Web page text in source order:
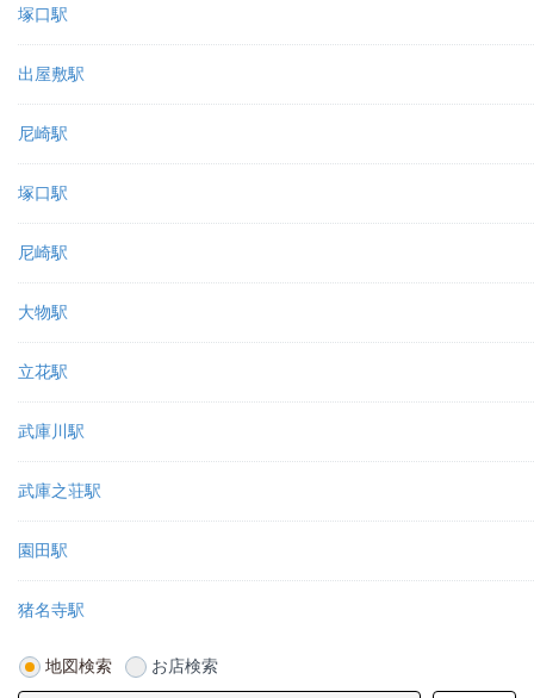
塚口駅
出屋敷駅
尼崎駅
塚口駅
尼崎駅
大物駅
立花駅
武庫川駅
武庫之荘駅
園田駅
猪名寺駅
地図検索 お店検索